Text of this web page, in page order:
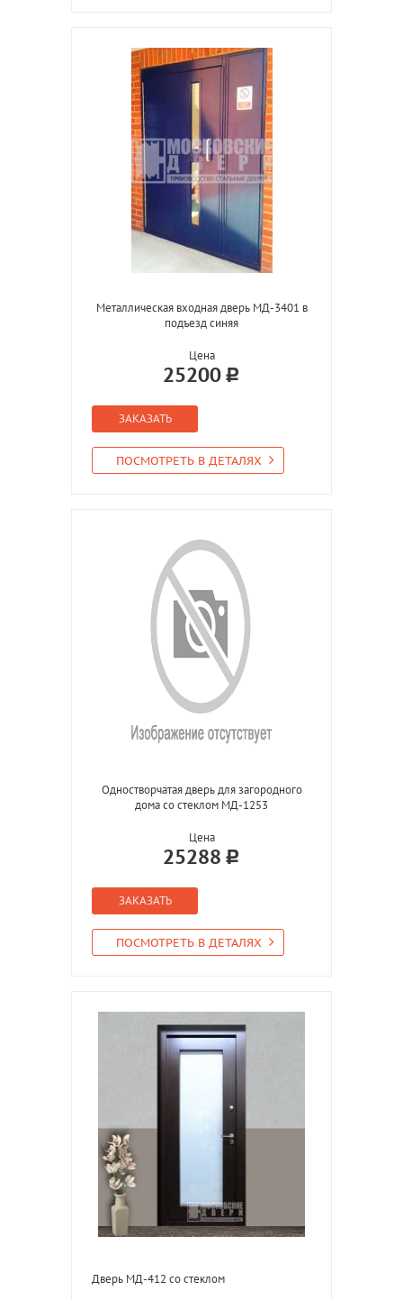
Металлическая входная дверь МД-3401 в
подъезд синяя
Цена
25200
ЗАКАЗАТЬ
ПОСМОТРЕТЬ В ДЕТАЛЯХ
Одностворчатая дверь для загородного
дома со стеклом МД-1253
Цена
25288
ЗАКАЗАТЬ
ПОСМОТРЕТЬ В ДЕТАЛЯХ
Дверь МД-412 со стеклом